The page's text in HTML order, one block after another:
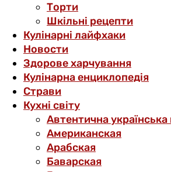
Торти
Шкільні рецепти
Кулінарні лайфхаки
Новости
Здорове харчування
Кулінарна енциклопедія
Страви
Кухні світу
Автентична українська
Американская
Арабская
Баварская